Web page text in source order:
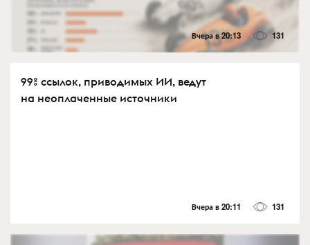
Вчера в 20:13 131
99% ссылок, приводимых ИИ, ведут
на неоплаченные источники
Вчера в 20:11 131